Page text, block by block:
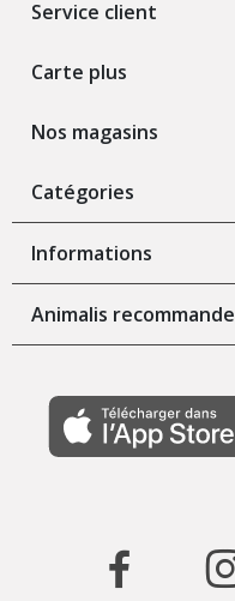
Service client
Carte plus
Nos magasins
Catégories
Informations
Animalis recommande